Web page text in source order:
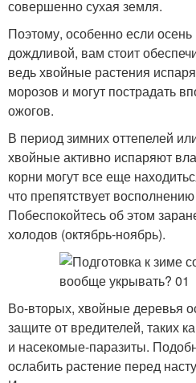
совершенно сухая земля.
Поэтому, особенно если
дождливой, вам стоит
ведь хвойные растения
морозов и могут пострадать
ожогов.
В период зимних оттепелей
хвойные активно испаряют
корни могут все еще
что препятствует
Побеспокойтесь об этом
холодов (октябрь-ноябрь).
Во-вторых, хвойные деревья
защите от вредителей, таких
и насекомые-паразиты.
ослабить растение перед